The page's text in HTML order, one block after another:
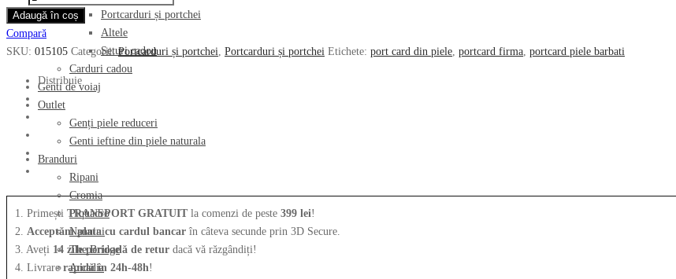
Portcarduri și portchei
Altele
Seturi cadou
Carduri cadou
Genti de voiaj
Outlet
Genți piele reduceri
Genti ieftine din piele naturala
Branduri
Ripani
Cromia
Piquadro
Nannini
The Bridge
Arcadia
fost:
389.00 lei.
189.00 lei.
Portcard
THE
piele
naturala
015105
Adaugă în coș
Compară
SKU: 015105 Categorii:Portcarduri și portchei Portcarduri și portchei Etichete: port card din piele portcard firma portcard piele barbati
Distribuie
1. Primești TRANSPORT GRATUIT la comenzi de peste 399 lei!
2. Acceptăm plata cu cardul bancar în câteva secunde prin 3D Secure.
3. Aveți 14 zile perioadă de retur dacă vă răzgândiți!
4. Livrarerapidă în 24h-48h!